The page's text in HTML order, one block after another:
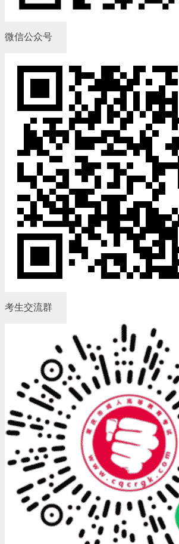
微信公众号
考生交流群